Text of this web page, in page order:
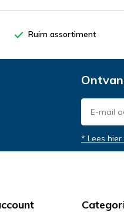
Ruim assortiment
* Lees